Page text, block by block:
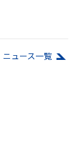
ニュース⼀覧